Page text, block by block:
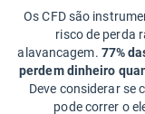
Os CFD são
risco de perda
alavancagem. 77%
perdem dinheiro
Deve considerar se
pode correr o